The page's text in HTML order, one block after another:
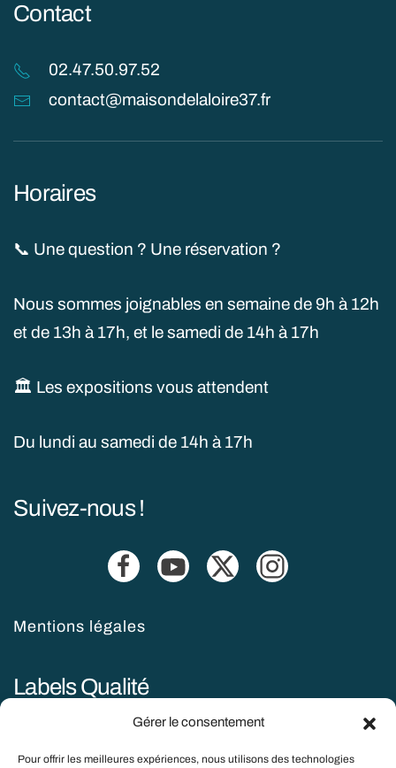
Gérer le consentement
Pour offrir les meilleures expériences, nous utilisons des technologies
Contact
02.47.50.97.52
contact@maisondelaloire37.fr
Horaires
📞 Une question ? Une réservation ?
Nous sommes joignables en semaine de 9h à 12h
et de 13h à 17h, et le samedi de 14h à 17h
🏛️ Les expositions vous attendent
Du lundi au samedi de 14h à 17h
Suivez-nous !
Mentions légales
Labels Qualité